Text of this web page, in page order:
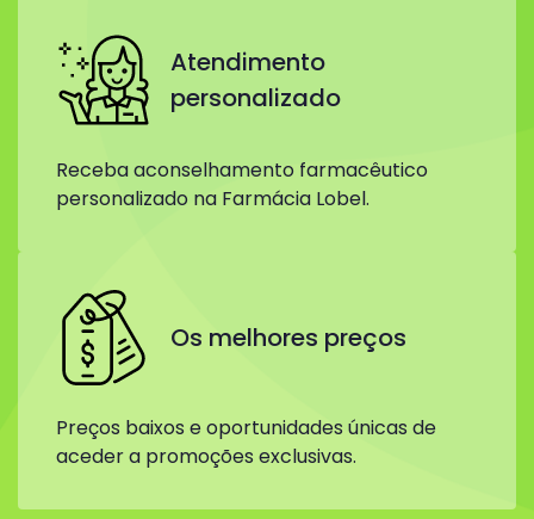
Atendimento
personalizado
Receba aconselhamento farmacêutico
personalizado na Farmácia Lobel.
Os melhores preços
Preços baixos e oportunidades únicas de
aceder a promoções exclusivas.